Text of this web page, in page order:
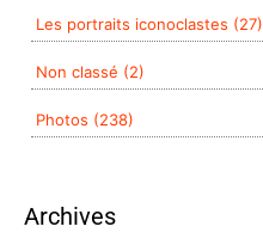
Les portraits iconoclastes (27)
Non classé (2)
Photos (238)
Archives